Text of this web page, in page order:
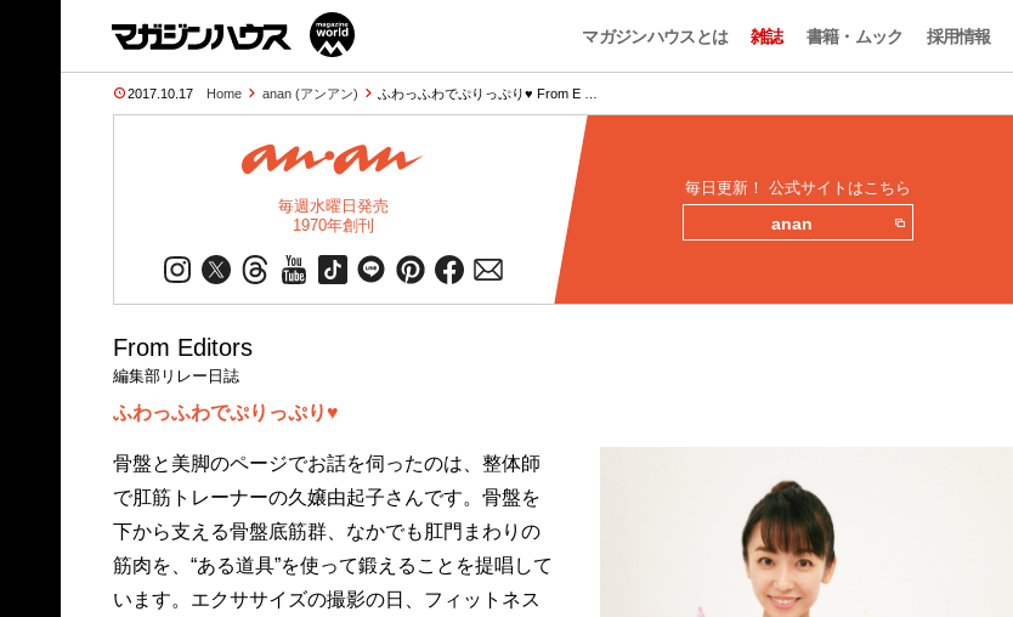
マガジンハウスとは 雑誌 書籍・ムック 採用情報
2017.10.17 Home anan (アンアン) ふわっふわでぷりっぷり♥︎ From E …
毎週水曜日発売
1970年創刊
毎日更新！ 公式サイトはこちら
anan
From Editors
編集部リレー日誌
ふわっふわでぷりっぷり♥︎
骨盤と美脚のページでお話を伺ったのは、整体師
で肛筋トレーナーの久嬢由起子さんです。骨盤を
下から支える骨盤底筋群、なかでも肛門まわりの
筋肉を、“ある道具”を使って鍛えることを提唱して
います。エクササイズの撮影の日、フィットネス